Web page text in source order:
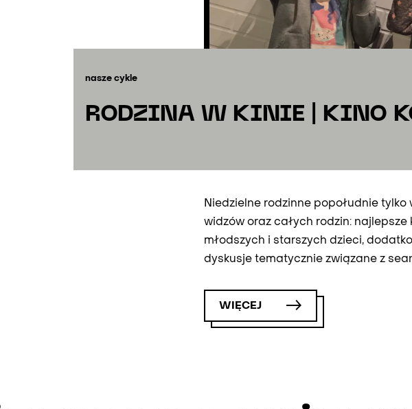
nasze cykle
RODZINA W KINIE | KINO
Niedzielne rodzinne popołudnie tylko
widzów oraz całych rodzin:
młodszych i starszych dzieci,
dyskusje tematycznie związane z
WIĘCEJ